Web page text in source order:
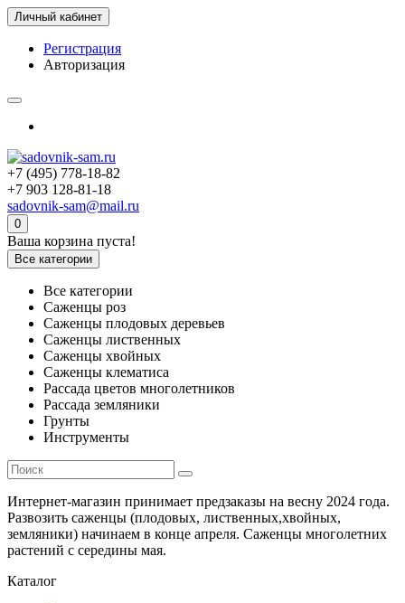
Личный кабинет
Регистрация
Авторизация
+7 (495) 778-18-82
+7 903 128-81-18
sadovnik-sam@mail.ru
0
Ваша корзина пуста!
Все категории
Все категории
Саженцы роз
Саженцы плодовых деревьев
Саженцы лиственных
Саженцы хвойных
Саженцы клематиса
Рассада цветов многолетников
Рассада земляники
Грунты
Инструменты
Интернет-магазин принимает предзаказы на весну 2024 года.
Развозить саженцы (плодовых, лиственных,хвойных,
земляники) начинаем в конце апреля. Саженцы многолетних
растений с середины мая.
Каталог